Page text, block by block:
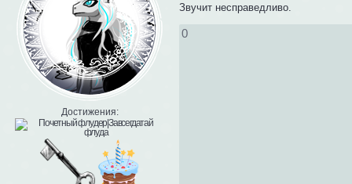
Достижения:
Звучит несправедливо.
0